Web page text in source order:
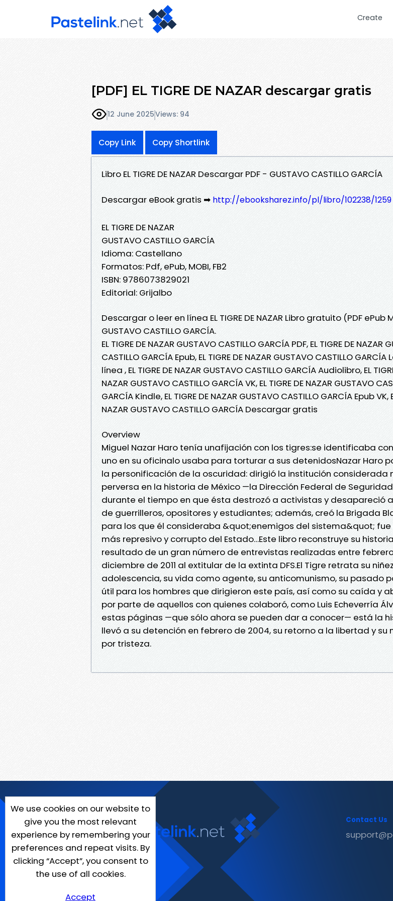
Create
[PDF] EL TIGRE DE NAZAR descargar gratis
12 June 2025Views: 94
Copy Link Copy Shortlink
Libro EL TIGRE DE NAZAR Descargar PDF - GUSTAVO CASTILLO GARCÍA
Descargar eBook gratis ➡ http://ebooksharez.info/pl/libro/102238/1259
EL TIGRE DE NAZAR
GUSTAVO CASTILLO GARCÍA
Idioma: Castellano
Formatos: Pdf, ePub, MOBI, FB2
ISBN: 9786073829021
Editorial: Grijalbo
Descargar o leer en línea EL TIGRE DE NAZAR Libro gratuito (PDF ePub
GUSTAVO CASTILLO GARCÍA.
EL TIGRE DE NAZAR GUSTAVO CASTILLO GARCÍA PDF, EL TIGRE DE NAZAR
CASTILLO GARCÍA Epub, EL TIGRE DE NAZAR GUSTAVO CASTILLO GARCÍA
línea , EL TIGRE DE NAZAR GUSTAVO CASTILLO GARCÍA Audiolibro, EL
NAZAR GUSTAVO CASTILLO GARCÍA VK, EL TIGRE DE NAZAR GUSTAVO
GARCÍA Kindle, EL TIGRE DE NAZAR GUSTAVO CASTILLO GARCÍA Epub VK,
NAZAR GUSTAVO CASTILLO GARCÍA Descargar gratis
Overview
Miguel Nazar Haro tenía unafijación con los tigres:se identificaba
uno en su oficinalo usaba para torturar a sus detenidosNazar Haro
la personificación de la oscuridad: dirigió la institución considerada
perversa en la historia de México —la Dirección Federal de
durante el tiempo en que ésta destrozó a activistas y desapareció
de guerrilleros, opositores y estudiantes; además, creó la Brigada
para los que él consideraba &quot;enemigos del sistema&quot; fue
más represivo y corrupto del Estado…Este libro reconstruye su
resultado de un gran número de entrevistas realizadas entre
diciembre de 2011 al extitular de la extinta DFS.El Tigre retrata su
adolescencia, su vida como agente, su anticomunismo, su pasado
útil para los hombres que dirigieron este país, así como su caída y
por parte de aquellos con quienes colaboró, como Luis Echeverría
estas páginas —que sólo ahora se pueden dar a conocer— está la
llevó a su detención en febrero de 2004, su retorno a la libertad y su
por tristeza.
We use cookies on our website to
give you the most relevant
experience by remembering your
preferences and repeat visits. By
clicking “Accept”, you consent to
the use of all cookies.
Accept
Contact Us